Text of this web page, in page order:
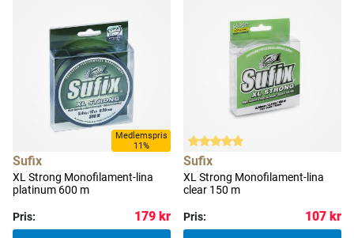
Medlemspris
11%
Sufix
XL Strong Monofilament-lina
platinum 600 m
Pris: 179 kr
Sufix
XL Strong Monofilament-lina
clear 150 m
Pris: 107 kr